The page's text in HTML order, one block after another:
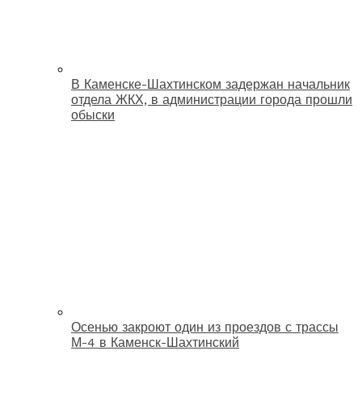
В Каменске-Шахтинском задержан начальник
отдела ЖКХ, в администрации города прошли
обыски
Осенью закроют один из проездов с трассы
М-4 в Каменск-Шахтинский